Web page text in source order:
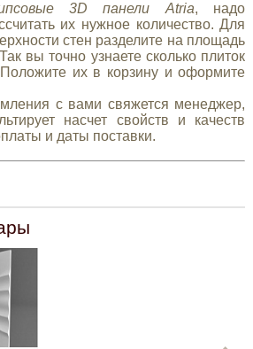
3D панели Atria, надо
их нужное количество. Для
стен разделите на площадь
вы точно узнаете сколько плиток
их в корзину и оформите
с вами свяжется менеджер,
насчет свойств и качеств
и даты поставки.